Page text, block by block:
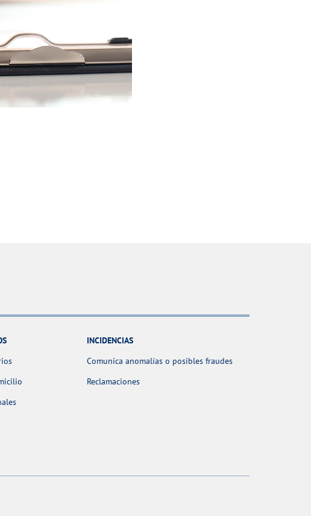
INCIDENCIAS
Comunica anomalías o posibles fraudes
Reclamaciones